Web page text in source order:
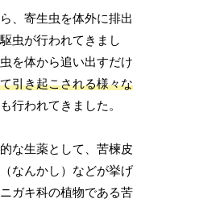
、寄生虫を体外に排出
虫が行われてきまし
を体から追い出すだけ
引き起こされる様々な
行われてきました。
な生薬として、苦楝皮
なんかし）などが挙げ
ガキ科の植物である苦